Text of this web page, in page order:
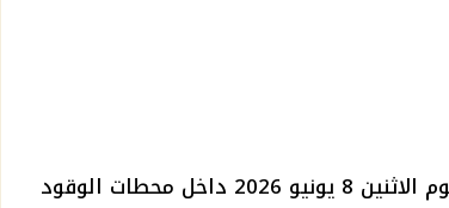
استقرت أسعار البنزين والسولار اليوم الاثنين 8 يونيو 2026 داخل محطات الوقود